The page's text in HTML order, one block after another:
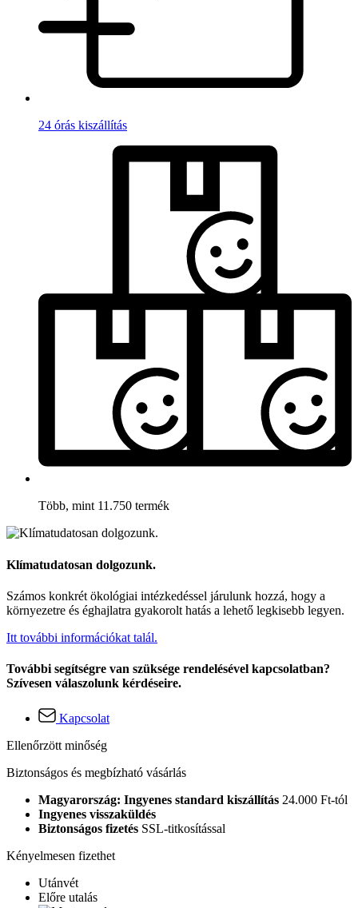
24 órás kiszállítás
Több, mint 11.750 termék
Klímatudatosan dolgozunk.
Számos konkrét ökológiai intézkedéssel járulunk hozzá, hogy a
környezetre és éghajlatra gyakorolt hatás a lehető legkisebb legyen.
Itt további információkat talál.
További segítségre van szüksége rendelésével kapcsolatban?
Szívesen válaszolunk kérdéseire.
Kapcsolat
Ellenőrzött minőség
Biztonságos és megbízható vásárlás
Magyarország: Ingyenes standard kiszállítás 24.000 Ft-tól
Ingyenes visszaküldés
Biztonságos fizetés SSL-titkosítással
Kényelmesen fizethet
Utánvét
Előre utalás